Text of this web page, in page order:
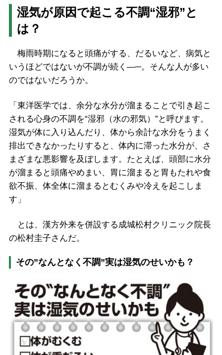
湿気が原因で起こる不調“湿邪”と
は？
梅雨時期になると頭痛がする、だるいなど、病気と
いうほどではないが不調が続く―─。そんな人が多い
のではないだろうか。
「東洋医学では、余分な水分が溜まることで引き起こ
される心身の不調を“湿邪（水の邪気）”と呼びます。
湿気が体に入り込んだり、体から余計な水分をうまく
排出できなかったりすると、体内に滞った水分が、さ
まざまな悪影響を及ぼします。たとえば、頭部に水分
が溜まると頭痛やめまい、胃に溜まると胃もたれや食
欲不振、体全体に溜まるとむくみや冷えを起こしま
す」
とは、漢方外来を併設する成城松村クリニック院長
の松村圭子さんだ。
その”なんとなく不調”実は湿気のせいかも？